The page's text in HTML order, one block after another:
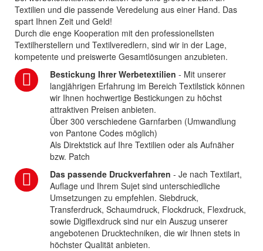
Textilien und die passende Veredelung aus einer Hand. Das
spart Ihnen Zeit und Geld!
Durch die enge Kooperation mit den professionellsten
Textilherstellern und Textilveredlern, sind wir in der Lage,
kompetente und preiswerte Gesamtlösungen anzubieten.
Bestickung Ihrer Werbetextilien - Mit unserer
langjährigen Erfahrung im Bereich Textilstick können
wir Ihnen hochwertige Bestickungen zu höchst
attraktiven Preisen anbieten.
Über 300 verschiedene Garnfarben (Umwandlung
von Pantone Codes möglich)
Als Direktstick auf Ihre Textilien oder als Aufnäher
bzw. Patch
Das passende Druckverfahren - Je nach Textilart,
Auflage und Ihrem Sujet sind unterschiedliche
Umsetzungen zu empfehlen. Siebdruck,
Transferdruck, Schaumdruck, Flockdruck, Flexdruck,
sowie Digiflexdruck sind nur ein Auszug unserer
angebotenen Drucktechniken, die wir Ihnen stets in
höchster Qualität anbieten.